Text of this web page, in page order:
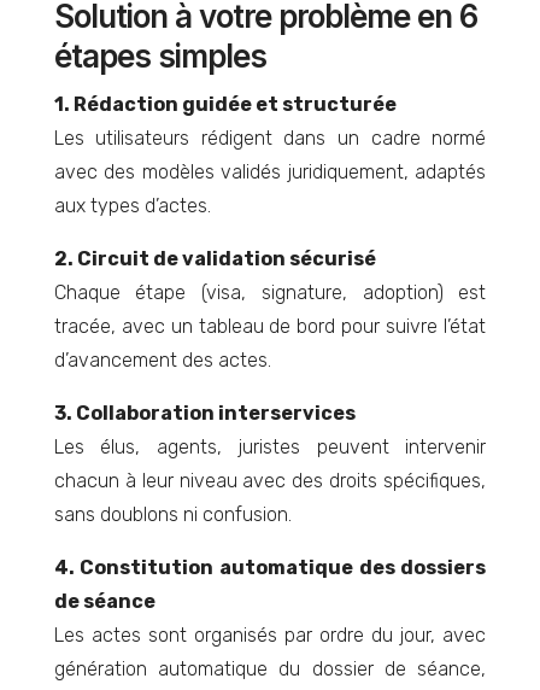
Solution à votre problème en 6
étapes simples
1. Rédaction guidée et structurée
Les utilisateurs rédigent dans un cadre normé
avec des modèles validés juridiquement, adaptés
aux types d’actes.
2. Circuit de validation sécurisé
Chaque étape (visa, signature, adoption) est
tracée, avec un tableau de bord pour suivre l’état
d’avancement des actes.
3. Collaboration interservices
Les élus, agents, juristes peuvent intervenir
chacun à leur niveau avec des droits spécifiques,
sans doublons ni confusion.
4. Constitution automatique des dossiers
de séance
Les actes sont organisés par ordre du jour, avec
génération automatique du dossier de séance,